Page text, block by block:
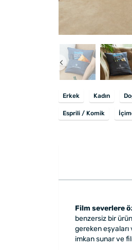
Erkek Kadın
Esprili / Komik
Film severlere
benzersiz bir
gereken eşyaları
imkan sunar ve